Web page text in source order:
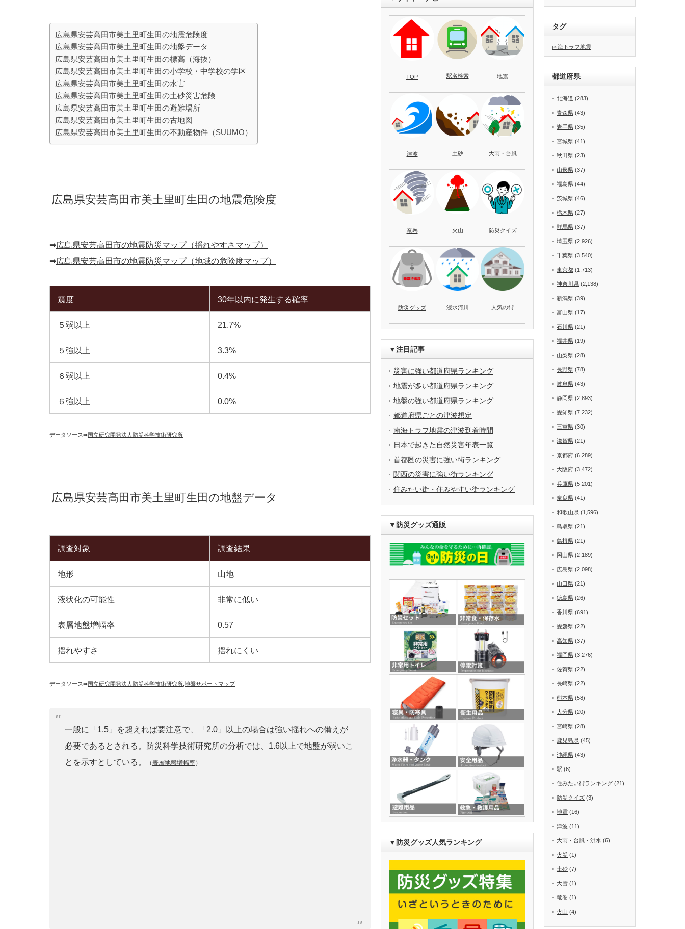
広島県安芸高田市美土里町生田の地震危険度
広島県安芸高田市美土里町生田の地盤データ
広島県安芸高田市美土里町生田の標高（海抜）
広島県安芸高田市美土里町生田の小学校・中学校の学区
広島県安芸高田市美土里町生田の水害
広島県安芸高田市美土里町生田の土砂災害危険
広島県安芸高田市美土里町生田の避難場所
広島県安芸高田市美土里町生田の古地図
広島県安芸高田市美土里町生田の不動産物件（SUUMO）
広島県安芸高田市美土里町生田の地震危険度
➡︎広島県安芸高田市の地震防災マップ（揺れやすさマップ）
➡︎広島県安芸高田市の地震防災マップ（地域の危険度マップ）
震度 30年以内に発生する確率
５弱以上 21.7%
５強以上 3.3%
６弱以上 0.4%
６強以上 0.0%
データソース➡︎国立研究開発法人防災科学技術研究所
広島県安芸高田市美土里町生田の地盤データ
調査対象 調査結果
地形 山地
液状化の可能性 非常に低い
表層地盤増幅率 0.57
揺れやすさ 揺れにくい
データソース➡︎国立研究開発法人防災科学技術研究所 地盤サポートマップ
一般に「1.5」を超えれば要注意で、「2.0」以上の場合は強い揺れへの備えが
必要であるとされる。防災科学技術研究所の分析では、1.6以上で地盤が弱いこ
とを示すとしている。
（表層地盤増幅率）
TOP 駅名検索 地震
津波 土砂 大雨・台風
竜巻 火山 防災クイズ
防災グッズ 浸水河川 人気の街
▼注目記事
災害に強い都道府県ランキング
地震が多い都道府県ランキング
地盤の強い都道府県ランキング
都道府県ごとの津波想定
南海トラフ地震の津波到着時間
日本で起きた自然災害年表一覧
首都圏の災害に強い街ランキング
関西の災害に強い街ランキング
住みたい街・住みやすい街ランキング
▼防災グッズ通販
▼防災グッズ人気ランキング
タグ
南海トラフ地震
都道府県
北海道 (283)
青森県 (43)
岩手県 (35)
宮城県 (41)
秋田県 (23)
山形県 (37)
福島県 (44)
茨城県 (46)
栃木県 (27)
群馬県 (37)
埼玉県 (2,926)
千葉県 (3,540)
東京都 (1,713)
神奈川県 (2,138)
新潟県 (39)
富山県 (17)
石川県 (21)
福井県 (19)
山梨県 (28)
長野県 (78)
岐阜県 (43)
静岡県 (2,893)
愛知県 (7,232)
三重県 (30)
滋賀県 (21)
京都府 (6,289)
大阪府 (3,472)
兵庫県 (5,201)
奈良県 (41)
和歌山県 (1,596)
鳥取県 (21)
島根県 (21)
岡山県 (2,189)
広島県 (2,098)
山口県 (21)
徳島県 (26)
香川県 (691)
愛媛県 (22)
高知県 (37)
福岡県 (3,276)
佐賀県 (22)
長崎県 (22)
熊本県 (58)
大分県 (20)
宮崎県 (28)
鹿児島県 (45)
沖縄県 (43)
駅 (6)
住みたい街ランキング (21)
防災クイズ (3)
地震 (16)
津波 (11)
大雨・台風・洪水 (6)
火災 (1)
土砂 (7)
大雪 (1)
竜巻 (1)
火山 (4)